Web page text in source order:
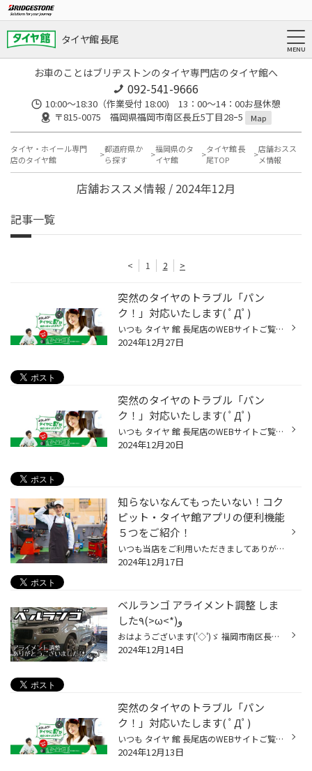
タイヤ館 長尾
お車のことはブリヂストンのタイヤ専門店のタイヤ館へ
092-541-9666
10:00～18:30（作業受付 18:00) 13：00～14：00お昼休憩
〒815-0075 福岡県福岡市南区長丘5丁目28ｰ5
Map
タイヤ・ホイール専門
店のタイヤ館
都道府県か
ら探す
福岡県のタ
イヤ館
タイヤ館 長
尾TOP
店舗おスス
メ情報
店舗おススメ情報 / 2024年12月
記事一覧
< 1 2 >
突然のタイヤのトラブル「パン
ク！」対応いたします( ﾟДﾟ)
いつも タイヤ 館 長尾店のWEBサイトご覧いただきありがとうございます。 突然のタイヤトラブル「パンク」！ どうしたらいいか？どこへ連絡したらいいか？悩みますよね・・・ パンクした時の対処法をご案内いたします。 ①パンク修理できる〇 できない× 問題！ ②対応手順 急なトラブル防止の為、 タ...
2024年12月27日
突然のタイヤのトラブル「パン
ク！」対応いたします( ﾟДﾟ)
いつも タイヤ 館 長尾店のWEBサイトご覧いただきありがとうございます。 突然のタイヤトラブル「パンク」！ どうしたらいいか？どこへ連絡したらいいか？悩みますよね・・・ パンクした時の対処法をご案内いたします。 ①パンク修理できる〇 できない× 問題！ ②対応手順 急なトラブル防止の為、 タ...
2024年12月20日
知らないなんてもったいない！コク
ピット・タイヤ館アプリの便利機能
５つをご紹介！
いつも当店をご利用いただきましてありがとうございます。 コクピット・タイヤ館には、 お客様が、これからも便利に利用いただけるように、 便利な機能を搭載しているコクピット・タイヤ館アプリがあるのをご存じでしょうか。 当店をご利用いただいているお客様へは、ご来店いただいた際にご紹介さ...
2024年12月17日
ベルランゴ アライメント調整 しま
した٩(>ω<*)و
おはようございます('◇')ゞ 福岡市南区長丘のタイヤショップ、、 タイヤ館長尾のよしむら＠てんちょです(*‘∀‘) シトロエン:ベルランゴ MENU:アライメント調整 タイヤ館ってお名前なのですが、勿論ほかのこともやってます。 今回は、 「アライメント調整だけってお願いできるんですか？？」 ってお問...
2024年12月14日
突然のタイヤのトラブル「パン
ク！」対応いたします( ﾟДﾟ)
いつも タイヤ 館 長尾店のWEBサイトご覧いただきありがとうございます。 突然のタイヤトラブル「パンク」！ どうしたらいいか？どこへ連絡したらいいか？悩みますよね・・・ パンクした時の対処法をご案内いたします。 ①パンク修理できる〇 できない× 問題！ ②対応手順 急なトラブル防止の為、 タ...
2024年12月13日